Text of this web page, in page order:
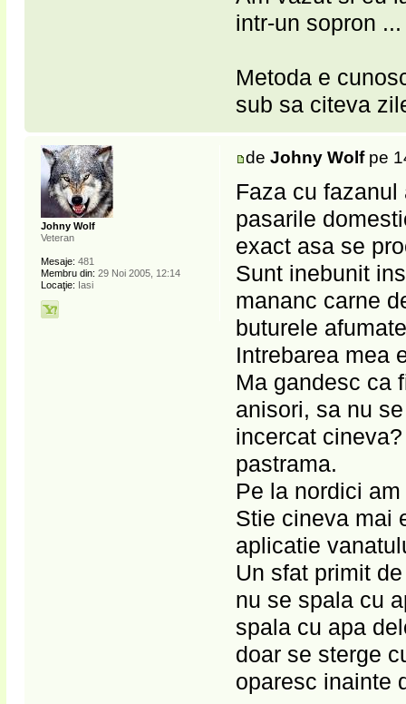
intr-un sopron
Metoda e
sub sa citeva
deJohny Wolfpe
Faza cu
pasarile
exact asa se
Sunt inebunit
mananc carne
buturele
Intrebarea mea
Ma gandesc ca
anisori, sa nu
incercat
pastrama.
Pe la nordici
Stie cineva mai
aplicatie
Un sfat primit
nu se spala cu
spala cu apa
doar se sterge
oparesc inainte
Johny Wolf
Veteran
Mesaje: 481
Membru din: 29 Noi 2005, 12:14
Locaţie: Iasi